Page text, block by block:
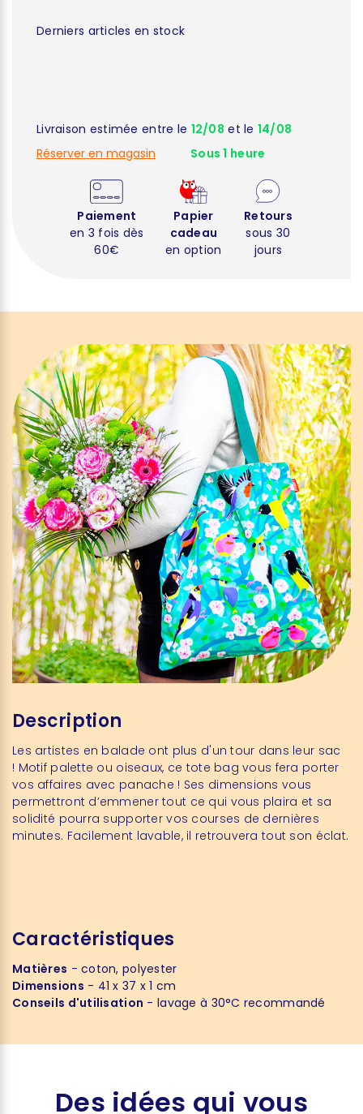
Derniers articles en stock
Livraison estimée entre le 12/08 et le 14/08
Réserver en magasin
Sous 1 heure
Paiement
en 3 fois dès
60€
Papier
cadeau
en option
Retours
sous 30
jours
Description
Les artistes en balade ont plus d'un tour dans leur sac
! Motif palette ou oiseaux, ce tote bag vous fera porter
vos affaires avec panache ! Ses dimensions vous
permettront d’emmener tout ce qui vous plaira et sa
solidité pourra supporter vos courses de dernières
minutes. Facilement lavable, il retrouvera tout son éclat.
Caractéristiques
Matières - coton, polyester
Dimensions - 41 x 37 x 1 cm
Conseils d'utilisation - lavage à 30°C recommandé
Des idées qui vous